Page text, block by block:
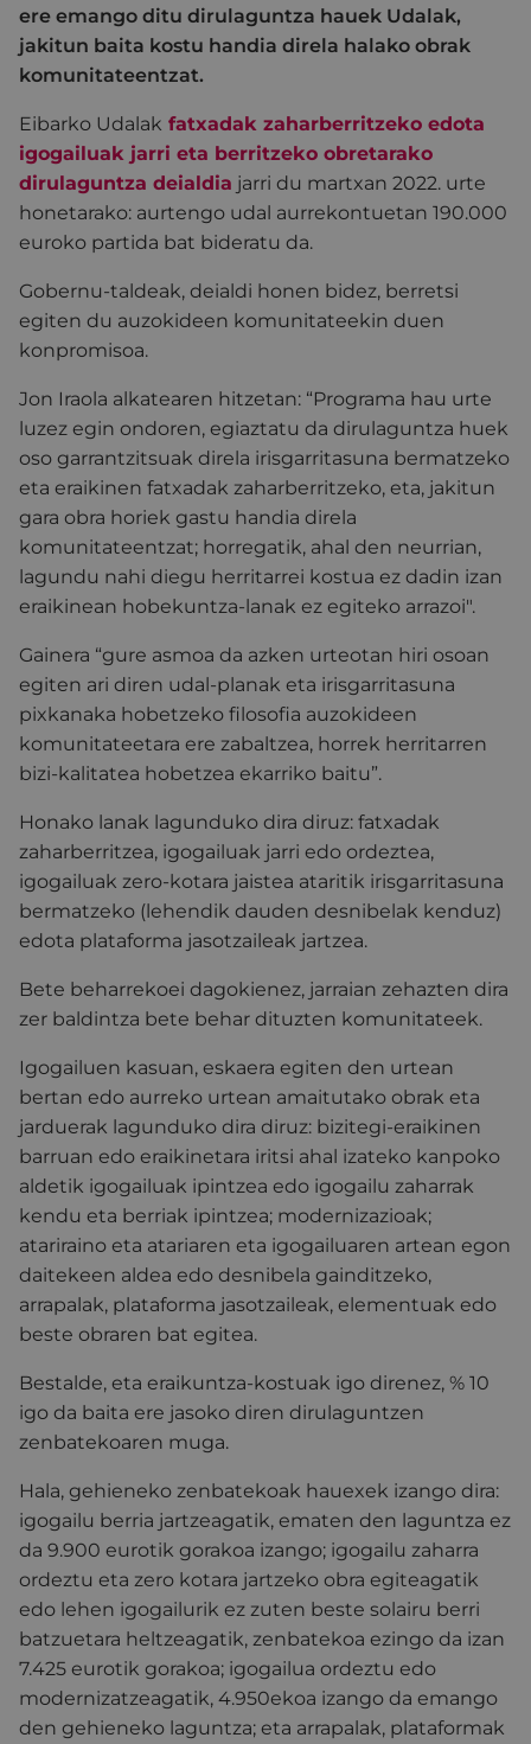
ere emango ditu dirulaguntza hauek Udalak,
jakitun baita kostu handia direla halako obrak
komunitateentzat.
Eibarko Udalak fatxadak zaharberritzeko edota
igogailuak jarri eta berritzeko obretarako
dirulaguntza deialdia jarri du martxan 2022. urte
honetarako: aurtengo udal aurrekontuetan 190.000
euroko partida bat bideratu da.
Gobernu-taldeak, deialdi honen bidez, berretsi
egiten du auzokideen komunitateekin duen
konpromisoa.
Jon Iraola alkatearen hitzetan: “Programa hau urte
luzez egin ondoren, egiaztatu da dirulaguntza huek
oso garrantzitsuak direla irisgarritasuna bermatzeko
eta eraikinen fatxadak zaharberritzeko, eta, jakitun
gara obra horiek gastu handia direla
komunitateentzat; horregatik, ahal den neurrian,
lagundu nahi diegu herritarrei kostua ez dadin izan
eraikinean hobekuntza-lanak ez egiteko arrazoi".
Gainera “gure asmoa da azken urteotan hiri osoan
egiten ari diren udal-planak eta irisgarritasuna
pixkanaka hobetzeko filosofia auzokideen
komunitateetara ere zabaltzea, horrek herritarren
bizi-kalitatea hobetzea ekarriko baitu”.
Honako lanak lagunduko dira diruz: fatxadak
zaharberritzea, igogailuak jarri edo ordeztea,
igogailuak zero-kotara jaistea ataritik irisgarritasuna
bermatzeko (lehendik dauden desnibelak kenduz)
edota plataforma jasotzaileak jartzea.
Bete beharrekoei dagokienez, jarraian zehazten dira
zer baldintza bete behar dituzten komunitateek.
Igogailuen kasuan, eskaera egiten den urtean
bertan edo aurreko urtean amaitutako obrak eta
jarduerak lagunduko dira diruz: bizitegi-eraikinen
barruan edo eraikinetara iritsi ahal izateko kanpoko
aldetik igogailuak ipintzea edo igogailu zaharrak
kendu eta berriak ipintzea; modernizazioak;
atariraino eta atariaren eta igogailuaren artean egon
daitekeen aldea edo desnibela gainditzeko,
arrapalak, plataforma jasotzaileak, elementuak edo
beste obraren bat egitea.
Bestalde, eta eraikuntza-kostuak igo direnez, % 10
igo da baita ere jasoko diren dirulaguntzen
zenbatekoaren muga.
Hala, gehieneko zenbatekoak hauexek izango dira:
igogailu berria jartzeagatik, ematen den laguntza ez
da 9.900 eurotik gorakoa izango; igogailu zaharra
ordeztu eta zero kotara jartzeko obra egiteagatik
edo lehen igogailurik ez zuten beste solairu berri
batzuetara heltzeagatik, zenbatekoa ezingo da izan
7.425 eurotik gorakoa; igogailua ordeztu edo
modernizatzeagatik, 4.950ekoa izango da emango
den gehieneko laguntza; eta arrapalak, plataformak